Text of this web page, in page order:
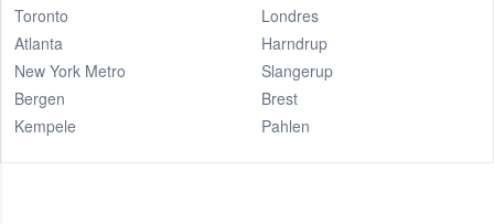
Toronto
Atlanta
New York Metro
Bergen
Kempele
Londres
Harndrup
Slangerup
Brest
Pahlen